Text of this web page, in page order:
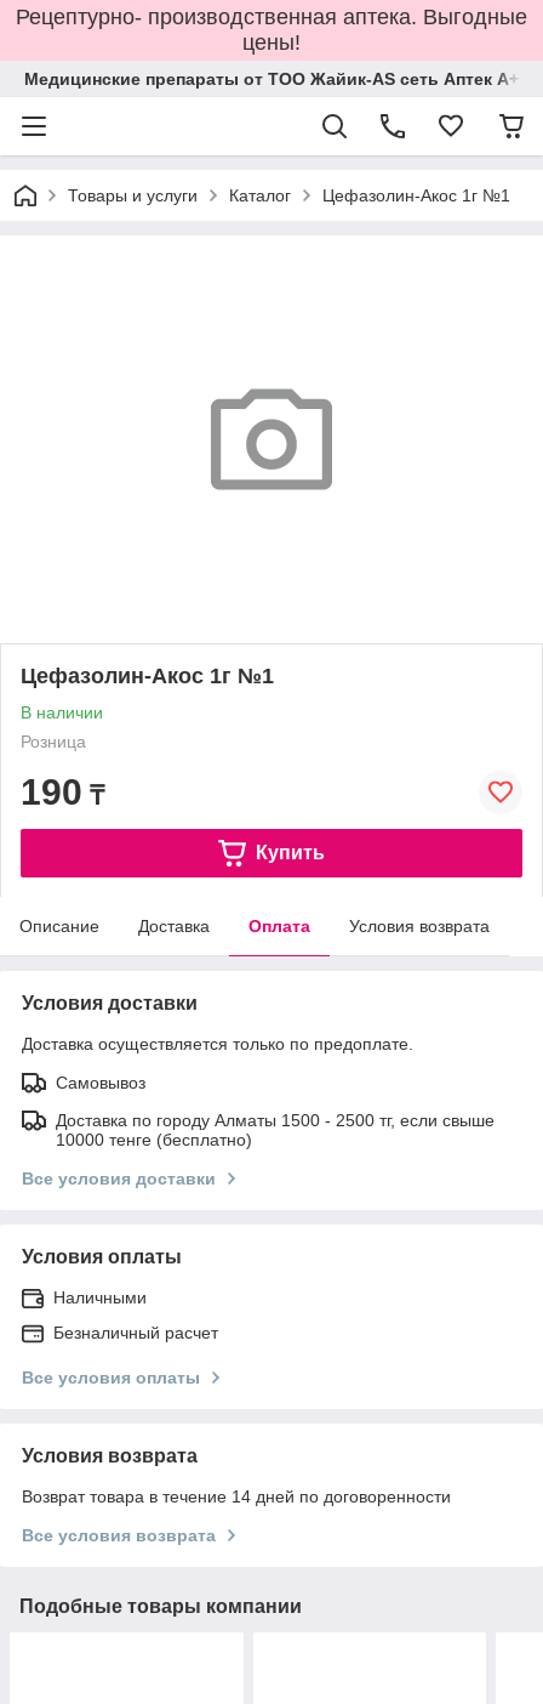
Рецептурно- производственная аптека. Выгодные
цены!
Медицинские препараты от ТОО Жайик-AS сеть Аптек А+
Товары и услуги Каталог Цефазолин-Акос 1г №1
Цефазолин-Акос 1г №1
В наличии
Розница
190 ₸
Купить
Описание Доставка Оплата Условия возврата
Условия доставки
Доставка осуществляется только по предоплате.
Самовывоз
Доставка по городу Алматы 1500 - 2500 тг, если свыше
10000 тенге (бесплатно)
Все условия доставки
Условия оплаты
Наличными
Безналичный расчет
Все условия оплаты
Условия возврата
Возврат товара в течение 14 дней по договоренности
Все условия возврата
Подобные товары компании